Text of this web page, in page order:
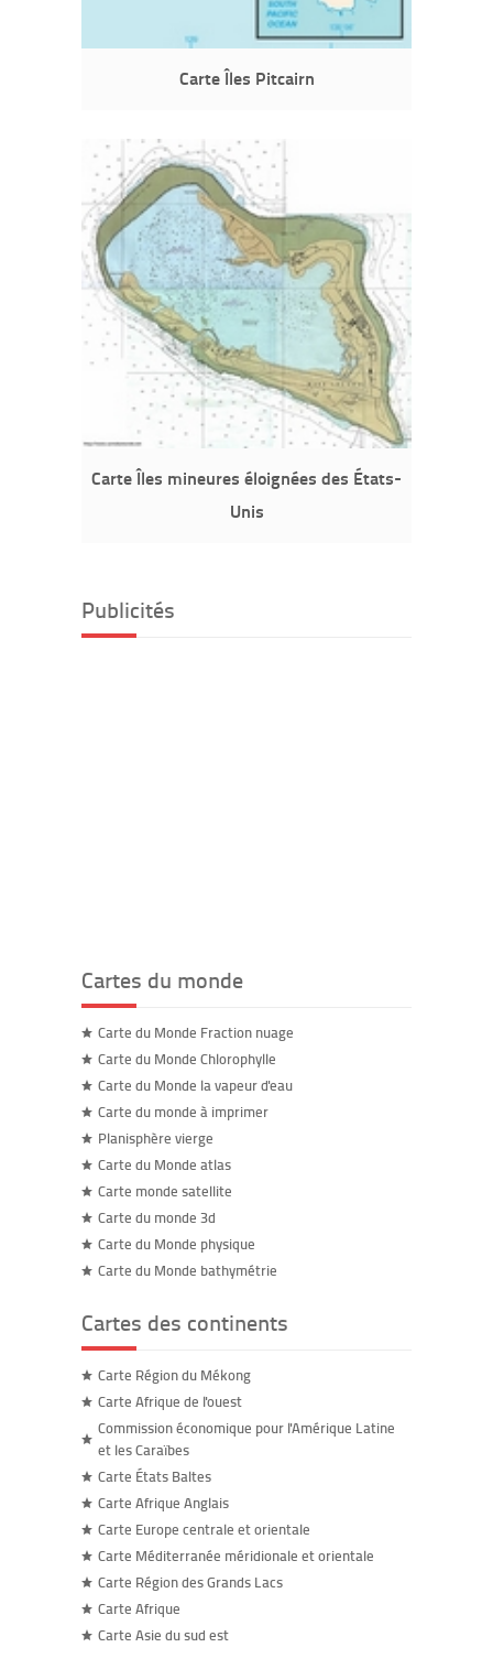
Carte Îles Pitcairn
Carte Îles mineures éloignées des États-
Unis
Publicités
Cartes du monde
Carte du Monde Fraction nuage
Carte du Monde Chlorophylle
Carte du Monde la vapeur d'eau
Carte du monde à imprimer
Planisphère vierge
Carte du Monde atlas
Carte monde satellite
Carte du monde 3d
Carte du Monde physique
Carte du Monde bathymétrie
Cartes des continents
Carte Région du Mékong
Carte Afrique de l'ouest
Commission économique pour l'Amérique Latine
et les Caraïbes
Carte États Baltes
Carte Afrique Anglais
Carte Europe centrale et orientale
Carte Méditerranée méridionale et orientale
Carte Région des Grands Lacs
Carte Afrique
Carte Asie du sud est